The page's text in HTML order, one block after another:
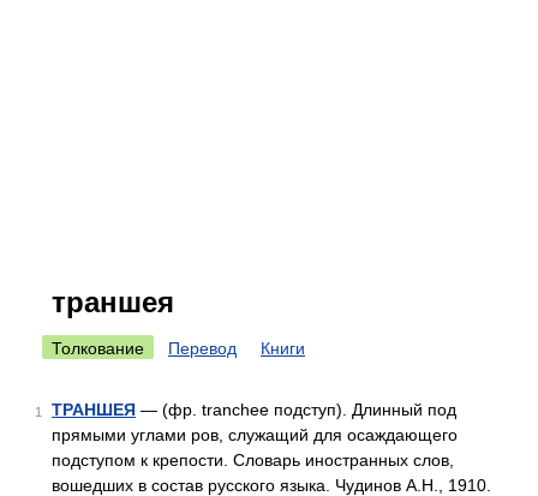
траншея
Толкование Перевод Книги
1 ТРАНШЕЯ — (фр. tranchee подступ). Длинный под
прямыми углами ров, служащий для осаждающего
подступом к крепости. Словарь иностранных слов,
вошедших в состав русского языка. Чудинов А.Н., 1910.